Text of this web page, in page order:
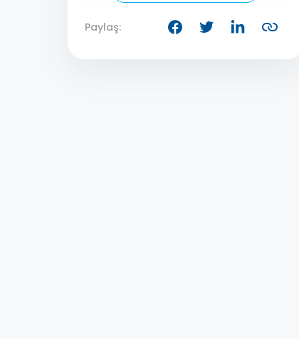
Paylaş: